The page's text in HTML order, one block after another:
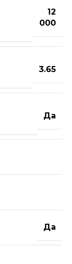
12
000
3.65
Да
Да